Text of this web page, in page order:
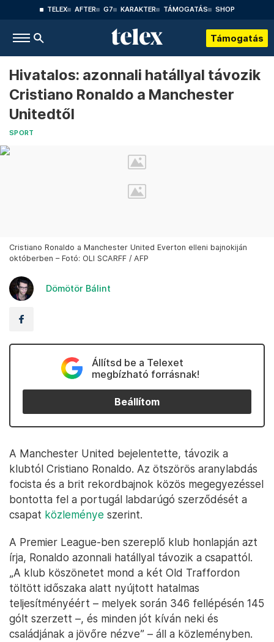
TELEX AFTER G7 KARAKTER TÁMOGATÁS SHOP
Támogatás
Hivatalos: azonnali hatállyal távozik
Cristiano Ronaldo a Manchester
Unitedtől
SPORT
Cristiano Ronaldo a Manchester United Everton elleni bajnokiján
októberben – Fotó: OLI SCARFF / AFP
Dömötör Bálint
Állítsd be a Telexet
megbízható forrásnak!
Beállítom
A Manchester United bejelentette, távozik a
klubtól Cristiano Ronaldo. Az ötszörös aranylabdás
focista és a brit rekordbajnok közös megegyezéssel
bontotta fel a portugál labdarúgó szerződését a
csapat közleménye szerint.
A Premier League-ben szereplő klub honlapján azt
írja, Ronaldo azonnali hatállyal távozik a csapattól.
„A klub köszönetet mond a két Old Traffordon
töltött időszaka alatt nyújtott hatalmas
teljesítményéért – melyek során 346 fellépésén 145
gólt szerzett –, és minden jót kíván neki és
családjának a jövőre nézve” – áll a közleményben.